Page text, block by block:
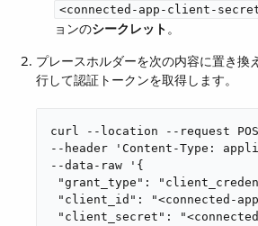
<connected-app-client-
ョンの​シークレット​。
プレースホルダーを次の内容に置き換
行して認証トークンを取得します。
curl --location --request
--header 'Content-Type:
--data-raw '{
"grant_type":
"client_id": "<connected-
"client_secret":